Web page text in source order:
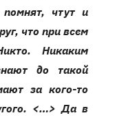
помнят, чтут и
что при всем
Никаким
до такой
за кого-то
<…> Да в